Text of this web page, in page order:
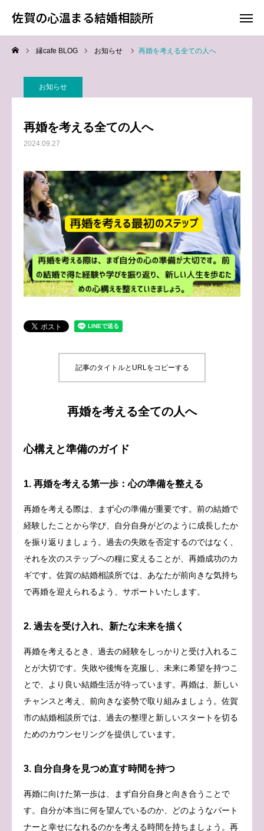
佐賀の心温まる結婚相談所
縁cafe BLOG お知らせ 再婚を考える全ての人へ
お知らせ
再婚を考える全ての人へ
2024.09.27
記事のタイトルとURLをコピーする
再婚を考える全ての人へ
心構えと準備のガイド
1. 再婚を考える第一歩：心の準備を整える
再婚を考える際は、まず心の準備が重要です。前の結婚で
経験したことから学び、自分自身がどのように成長したか
を振り返りましょう。過去の失敗を否定するのではなく、
それを次のステップへの糧に変えることが、再婚成功のカ
ギです。佐賀の結婚相談所では、あなたが前向きな気持ち
で再婚を迎えられるよう、サポートいたします。
2. 過去を受け入れ、新たな未来を描く
再婚を考えるとき、過去の経験をしっかりと受け入れるこ
とが大切です。失敗や後悔を克服し、未来に希望を持つこ
とで、より良い結婚生活が待っています。再婚は、新しい
チャンスと考え、前向きな姿勢で取り組みましょう。佐賀
市の結婚相談所では、過去の整理と新しいスタートを切る
ためのカウンセリングを提供しています。
3. 自分自身を見つめ直す時間を持つ
再婚に向けた第一歩は、まず自分自身と向き合うことで
す。自分が本当に何を望んでいるのか、どのようなパート
ナーと幸せになれるのかを考える時間を持ちましょう。再
佐賀の心温まる結婚相談所
料金
TOP
成婚までの流れ
会員様からの喜びの声
よくあるご質問
ブログ